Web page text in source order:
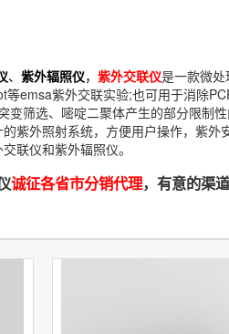
、 紫外辐照仪， 紫外交联仪是一款微
emsa紫外交联实验;也可用于消除
变筛选、嘧啶二聚体产生的部分限制
紫外照射系统，方便用户操作，紫
联仪和紫外辐照仪。
诚征各省市分销代理，有意的渠